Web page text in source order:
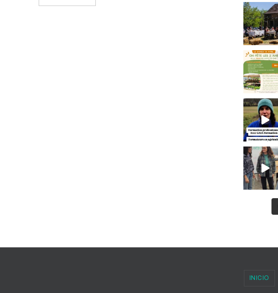
INICIO